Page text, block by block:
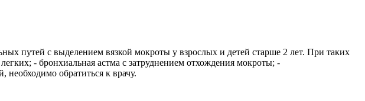
путей с выделением вязкой мокроты у взрослых и детей старше 2 лет. При таких
- бронхиальная астма с затруднением отхождения мокроты; -
необходимо обратиться к врачу.